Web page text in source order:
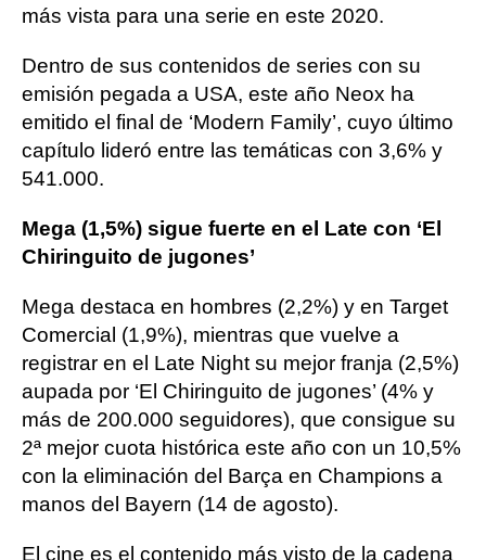
más vista para una serie en este 2020.
Dentro de sus contenidos de series con su
emisión pegada a USA, este año Neox ha
emitido el final de ‘Modern Family’, cuyo último
capítulo lideró entre las temáticas con 3,6% y
541.000.
Mega (1,5%) sigue fuerte en el Late con ‘El
Chiringuito de jugones’
Mega destaca en hombres (2,2%) y en Target
Comercial (1,9%), mientras que vuelve a
registrar en el Late Night su mejor franja (2,5%)
aupada por ‘El Chiringuito de jugones’ (4% y
más de 200.000 seguidores), que consigue su
2ª mejor cuota histórica este año con un 10,5%
con la eliminación del Barça en Champions a
manos del Bayern (14 de agosto).
El cine es el contenido más visto de la cadena